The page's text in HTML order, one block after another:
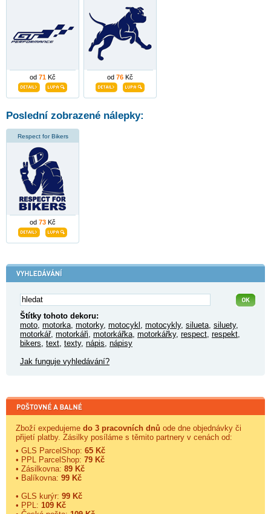
od 71 Kč od 76 Kč
Poslední zobrazené nálepky:
Respect for Bikers
od 73 Kč
Štítky tohoto dekoru:
moto, motorka, motorky, motocykl , motocykly, silueta, siluety,
motorkář, motorkáři, motorkářka, motorkářky, respect, respekt,
bikers, text, texty, nápis, nápisy
Jak funguje vyhledávání?
Zboží expedujeme do 3 pracovních dnů ode dne objednávky či
přijetí platby. Zásilky posíláme s těmito partnery v cenách od:
• GLS ParcelShop: 65 Kč
• PPL ParcelShop: 79 Kč
• Zásilkovna: 89 Kč
• Balíkovna: 99 Kč
• GLS kurýr: 99 Kč
• PPL: 109 Kč